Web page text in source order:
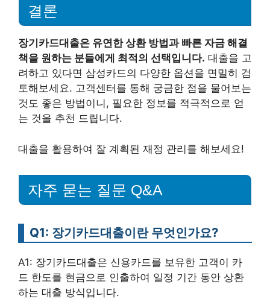
결론
장기카드대출은 유연한 상환 방법과 빠른 자금 해결
책을 원하는 분들에게 최적의 선택입니다. 대출을 고
려하고 있다면 삼성카드의 다양한 옵션을 면밀히 검
토해보세요. 고객센터를 통해 궁금한 점을 물어보는
것도 좋은 방법이니, 필요한 정보를 적극적으로 얻
는 것을 추천 드립니다.
대출을 활용하여 잘 계획된 재정 관리를 해보세요!
자주 묻는 질문 Q&A
Q1: 장기카드대출이란 무엇인가요?
A1: 장기카드대출은 신용카드를 보유한 고객이 카
드 한도를 현금으로 인출하여 일정 기간 동안 상환
하는 대출 방식입니다.